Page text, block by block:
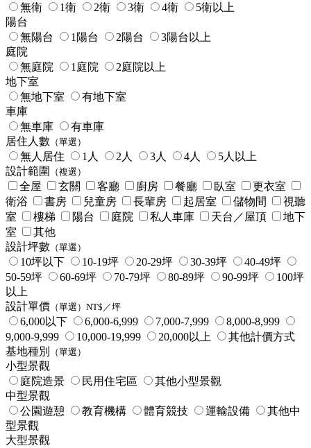
無衛
1衛 2衛 3衛 4衛
5衛以上
陽台
無陽台
1陽台 2陽台
3陽台以上
庭院
無庭院
1庭院
2庭院以上
地下室
無地下室
有地下室
車庫
無車庫
有車庫
居住人數 （單選）
無人居住 1人 2人 3人 4人
5人以上
設計範圍
（複選）
全屋 玄關 客廳 廚房 餐廳 臥室
更衣室
衛浴
書房 兒童房 長輩房 起居室 儲物間
視聽
室
樓梯 陽台 庭院 私人車庫 天台／屋頂
地下
室
其他
設計坪數 （單選）
10坪以下 10-19坪 20-29坪 30-39坪
40-49坪
50-59坪
60-69坪 70-79坪 80-89坪 90-99坪
100坪
以上
設計單價 （單選）NT$／坪
6,000以下 6,000-6,999 7,000-7,999
8,000-8,999
9,000-9,999
10,000-19,999 20,000以上
其他計價方式
基地種別
（單選）
小型景觀
庭院造景
民用住宅區
其他小型景觀
中型景觀
公園遊憩
教育機構 體育競技 運輸設備
其他中
型景觀
大型景觀